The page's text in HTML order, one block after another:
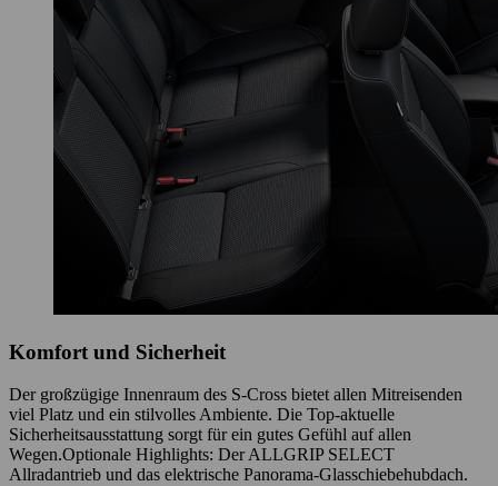
Komfort und Sicherheit
Der großzügige Innenraum des S-Cross bietet allen Mitreisenden
viel Platz und ein stilvolles Ambiente. Die Top-aktuelle
Sicherheitsausstattung sorgt für ein gutes Gefühl auf allen
Wegen.Optionale Highlights: Der ALLGRIP SELECT
Allradantrieb und das elektrische Panorama-Glasschiebehubdach.